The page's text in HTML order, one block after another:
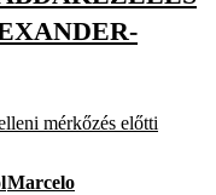
mérkőzés előtti
Marcelo